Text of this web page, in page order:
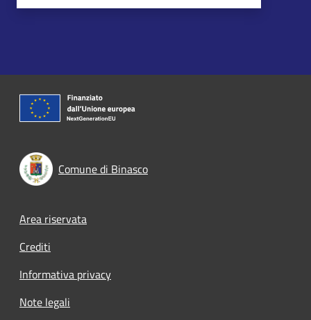
Comune di Binasco
Footer menu
Area riservata
Crediti
Informativa privacy
Note legali